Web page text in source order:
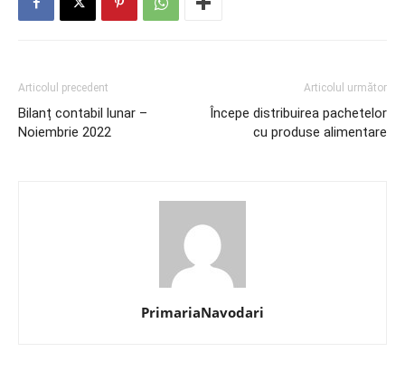
Articolul precedent
Bilanț contabil lunar –
Noiembrie 2022
Articolul următor
Începe distribuirea pachetelor
cu produse alimentare
PrimariaNavodari